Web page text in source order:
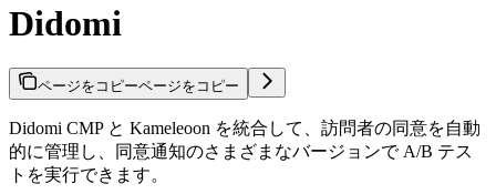
Didomi
ページをコピーページをコピー
Didomi CMP と Kameleoon を統合して、訪問者の同意を自動
的に管理し、同意通知のさまざまなバージョンで A/B テス
トを実行できます。